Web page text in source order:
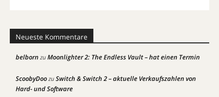
Neueste Kommentare
belborn zuMoonlighter 2: The Endless Vault – hat einen Termin
ScoobyDoozuSwitch & Switch 2 – aktuelle Verkaufszahlen von
Hard- und Software